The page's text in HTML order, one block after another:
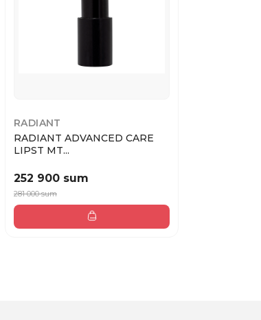
RADIANT
RADIANT ADVANCED CARE
LIPST MT...
252 900 sum
281 000 sum